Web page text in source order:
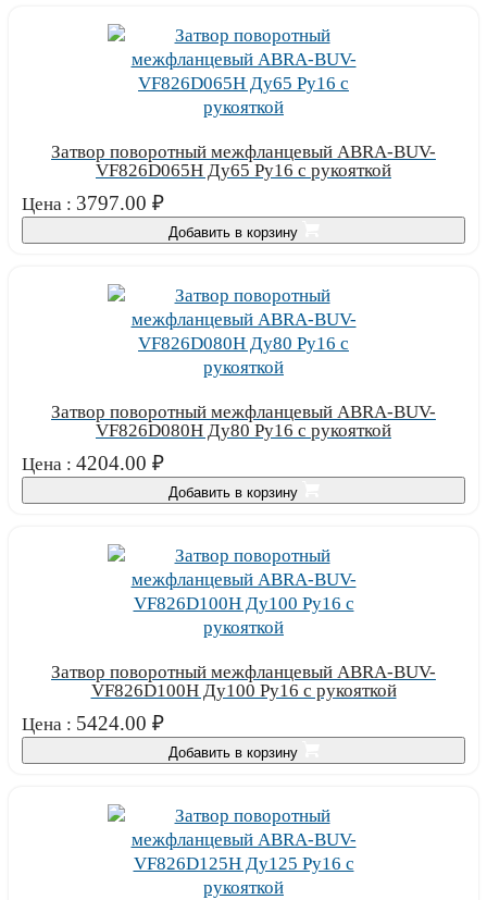
Затвор поворотный межфланцевый ABRA-BUV-
VF826D065H Ду65 Ру16 с рукояткой
Цена : 3797.00 ₽
Добавить в корзину
Затвор поворотный межфланцевый ABRA-BUV-
VF826D080H Ду80 Ру16 с рукояткой
Цена : 4204.00 ₽
Добавить в корзину
Затвор поворотный межфланцевый ABRA-BUV-
VF826D100H Ду100 Ру16 с рукояткой
Цена : 5424.00 ₽
Добавить в корзину